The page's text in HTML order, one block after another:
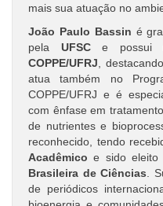
mais sua atuação no
João Paulo Bassin é
pela UFSCe possui
COPPE/UFRJ ,
atua também no
COPPE/UFRJ e é
com ênfase em
de nutrientes e
reconhecido, tendo
Acadêmico e sido eleito
Brasileira de Ciências .
de periódicos